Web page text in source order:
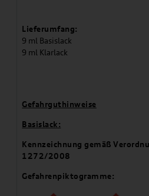
Lieferumfang:
9 ml Basislack
9 ml Klarlack
Gefahrguthinweise
Basislack:
Kennzeichnung gemäß
1272/2008
Gefahrenpiktogramme: